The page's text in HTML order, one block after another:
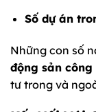
Số dự án
Những con số
động sản
tư trong và